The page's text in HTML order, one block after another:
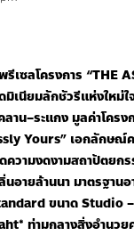
รีเซลโครงการ “THE
มิเนียมลักชัวรีแห่งใหม่ใ
ลาน–ระแกงมูลค่าโครง
Yours” เอกลักษณ์
ความงดงามสถาปัตยก
นอายล้านนามาตรฐาน
ขนาดStudio
* ท่ามกลางสิ่งอำนวย